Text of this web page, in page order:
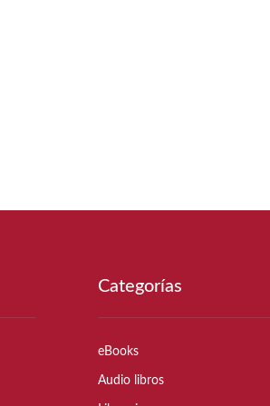
Categorías
eBooks
Audio libros